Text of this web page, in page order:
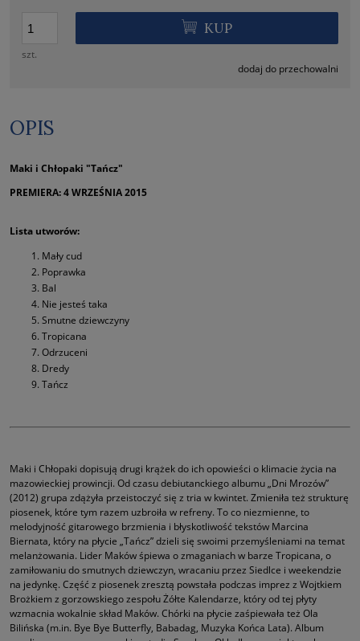
szt.
KUP
dodaj do przechowalni
OPIS
Maki i Chłopaki "Tańcz"
PREMIERA: 4 WRZEŚNIA 2015
Lista utworów:
Mały cud
Poprawka
Bal
Nie jesteś taka
Smutne dziewczyny
Tropicana
Odrzuceni
Dredy
Tańcz
Maki i Chłopaki dopisują drugi krążek do ich opowieści o klimacie życia na
mazowieckiej prowincji. Od czasu debiutanckiego albumu „Dni Mrozów”
(2012) grupa zdążyła przeistoczyć się z tria w kwintet. Zmieniła też strukturę
piosenek, które tym razem uzbroiła w refreny. To co niezmienne, to
melodyjność gitarowego brzmienia i błyskotliwość tekstów Marcina
Biernata, który na płycie „Tańcz” dzieli się swoimi przemyśleniami na temat
melanżowania. Lider Maków śpiewa o zmaganiach w barze Tropicana, o
zamiłowaniu do smutnych dziewczyn, wracaniu przez Siedlce i weekendzie
na jedynkę. Część z piosenek zresztą powstała podczas imprez z Wojtkiem
Brożkiem z gorzowskiego zespołu Żółte Kalendarze, który od tej płyty
wzmacnia wokalnie skład Maków. Chórki na płycie zaśpiewała też Ola
Bilińska (m.in. Bye Bye Butterfly, Babadag, Muzyka Końca Lata). Album